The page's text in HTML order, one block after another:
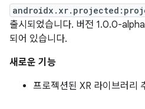
출시되었습니다. 버전 1.0.0-
되어 있습니다.
새로운 기능
프로젝션된 XR 라이브러리